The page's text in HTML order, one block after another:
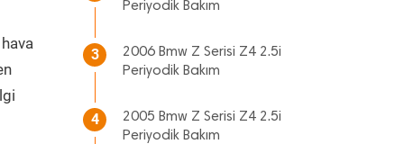
Periyodik Bakım
3
2006 Bmw Z Serisi Z4 2.5i
Periyodik Bakım
4
2005 Bmw Z Serisi Z4 2.5i
Periyodik Bakım